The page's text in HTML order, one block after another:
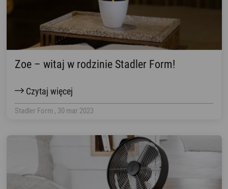
Zoe – witaj w rodzinie Stadler Form!
Czytaj więcej
Stadler Form , 30 mar 2023